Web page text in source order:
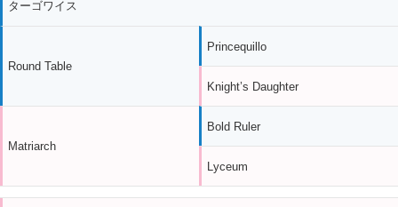
ターゴワイス
Round Table
Matriarch
Princequillo
Knight’s Daughter
Bold Ruler
Lyceum